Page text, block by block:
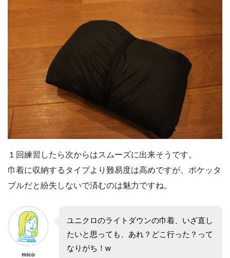
１回練習したら次からはスムーズに出来そうです。
巾着に収納するタイプより難易度は高めですが、ポケッタ
ブルだと紛失しないで済むのは魅力ですね。
mico
ユニクロのライトダウンの巾着、いざ直し
たいと思っても、あれ？どこ行った？って
なりがち！w